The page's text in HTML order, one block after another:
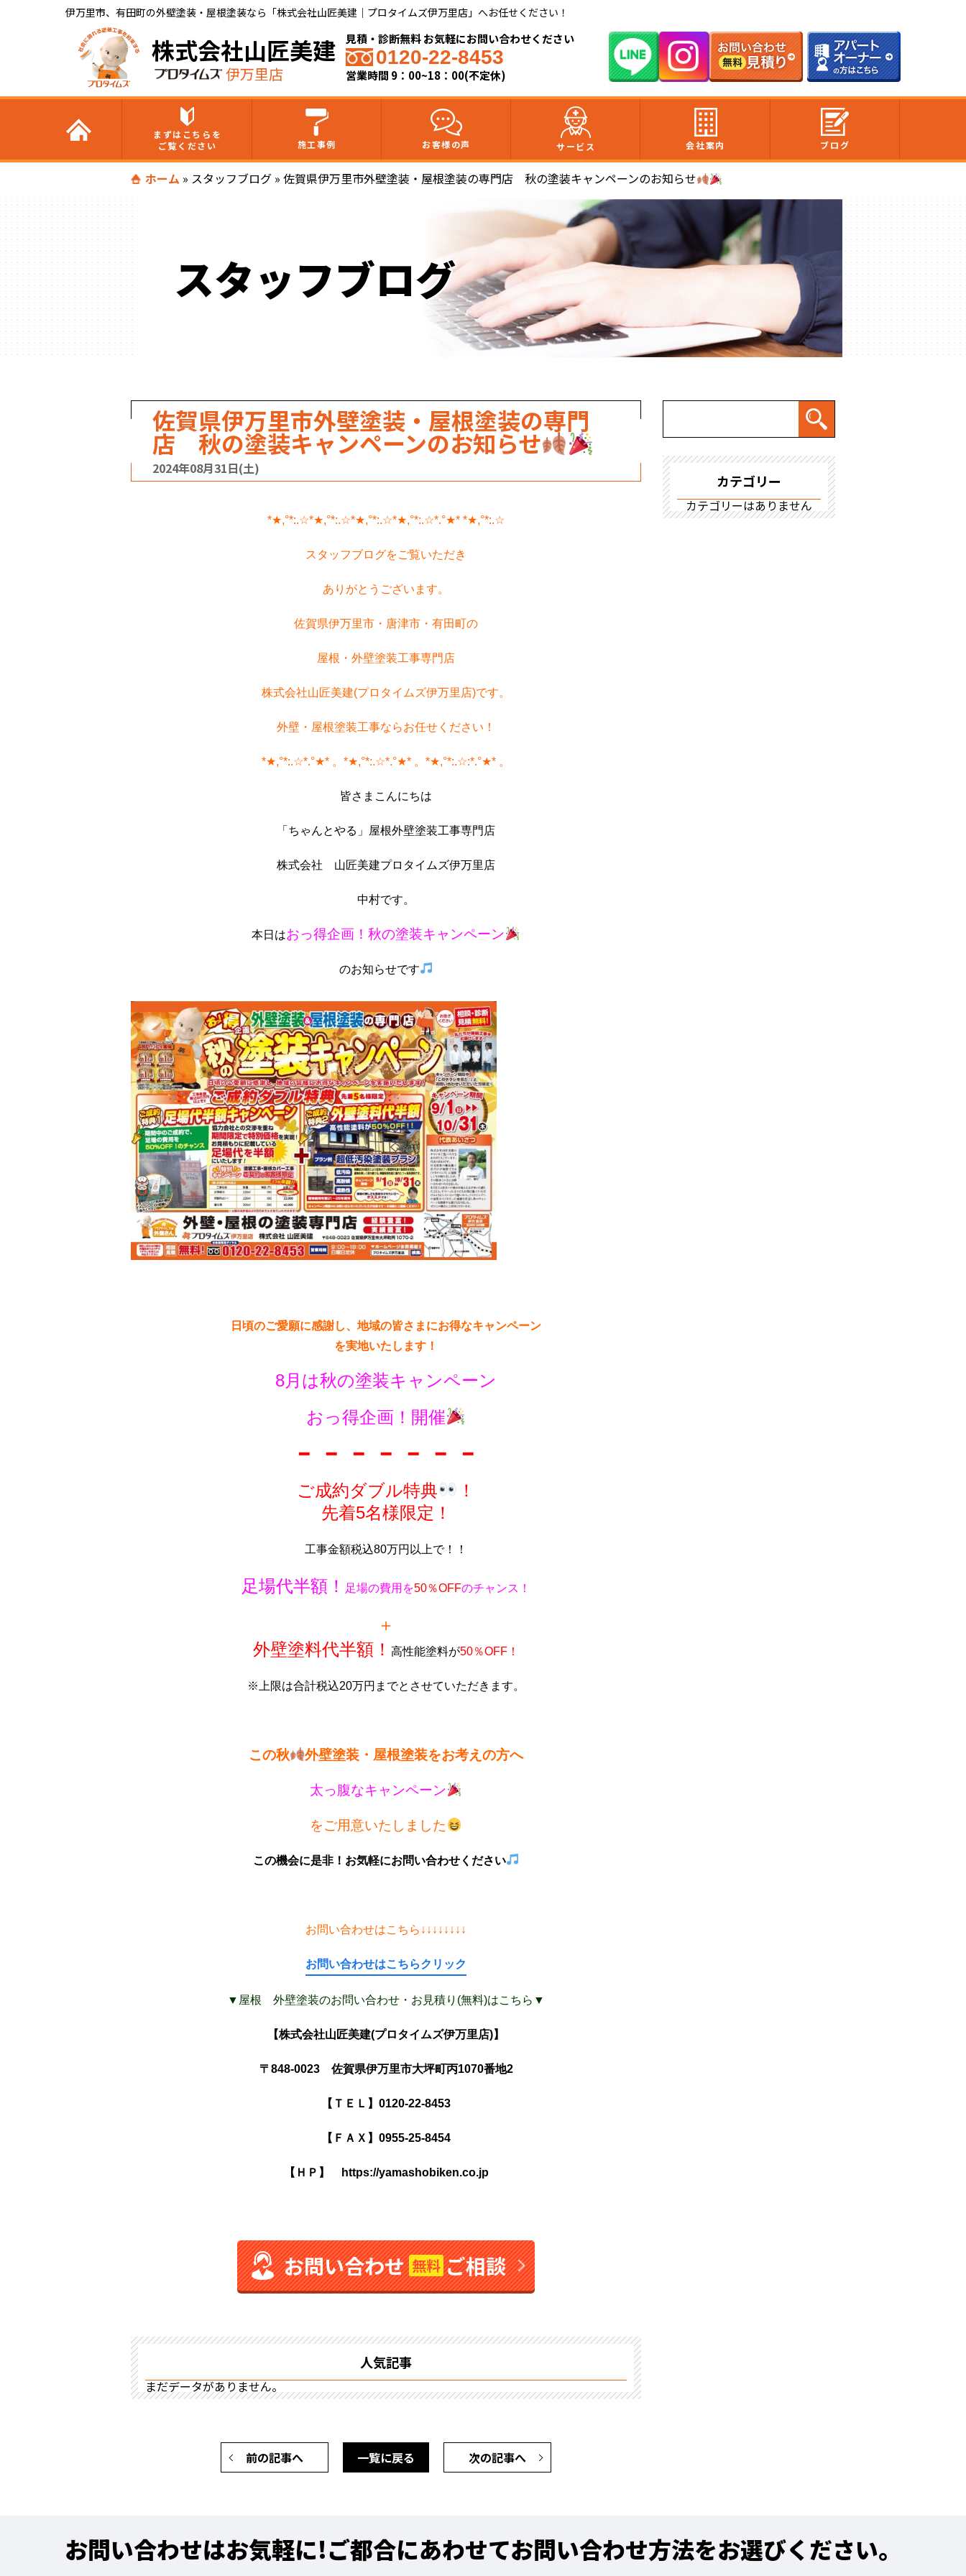
伊万里市、有田町の外壁塗装・屋根塗装なら「株式会社山匠美建｜プロタイムズ伊万里店」へお任せください！
株式会社山匠美建
伊万里店
見積・診断無料 お気軽にお問い合わせください
0120-22-8453
営業時間 9：00~18：00(不定休)
まずはこちらを
ご覧ください
施工事例 お客様の声 サービス 会社案内 ブログ
ホーム » スタッフブログ » 佐賀県伊万里市外壁塗装・屋根塗装の専門店 秋の塗装キャンペーンのお知らせ
スタッフブログ
佐賀県伊万里市外壁塗装・屋根塗装の専門
店 秋の塗装キャンペーンのお知らせ
2024年08月31日(土)
*★,°*:.☆*★,°*:.☆*★,°*:.☆*★,°*:.☆*.°★* *★,°*:.☆
スタッフブログをご覧いただき
ありがとうございます。
佐賀県伊万里市・唐津市・有田町の
屋根・外壁塗装工事専門店
株式会社山匠美建(プロタイムズ伊万里店)です。
外壁・屋根塗装工事ならお任せください！
*★,°*:.☆*.°★* 。*★,°*:.☆*.°★* 。*★,°*:.☆:*.°★* 。
皆さまこんにちは
「ちゃんとやる」 屋根外壁塗装工事専門店
株式会社 山匠美建プロタイムズ伊万里店
中村です。
本日はおっ得企画！秋の塗装キャンペーン
のお知らせです
日頃のご愛願に感謝し、地域の皆さまにお得なキャンペーン
を実地いたします！
8月は秋の塗装キャンペーン
おっ得企画！開催
━ ━ ━ ━ ━ ━ ━
ご成約ダブル特典
！
先着5名様限定！
工事金額税込80万円以上で！！
足場代半額！ 足場の費用を50％OFFのチャンス！
＋
外壁塗料代半額！ 高性能塗料が50％OFF！
※上限は合計税込20万円までとさせていただきます。
この秋 外壁塗装・屋根塗装をお考えの方へ
太っ腹なキャンペーン
をご用意いたしました
この機会に是非！お気軽にお問い合わせください
お問い合わせはこちら↓↓↓↓↓↓↓↓
お問い合わせはこちらクリック
▼屋根 外壁塗装のお問い合わせ・お見積り(無料)はこちら▼
【株式会社山匠美建(プロタイムズ伊万里店)】
〒848-0023 佐賀県伊万里市大坪町丙1070番地2
【ＴＥＬ】0120-22-8453
【ＦＡＸ】0955-25-8454
【ＨＰ】 https://yamashobiken.co.jp
お問い合わせ無料 ご相談
人気記事
まだデータがありません。
前の記事へ 次の記事へ
一覧に戻る
カテゴリー
カテゴリーはありません
お問い合わせはお気軽に!ご都合にあわせてお問い合わせ方法をお選びください。